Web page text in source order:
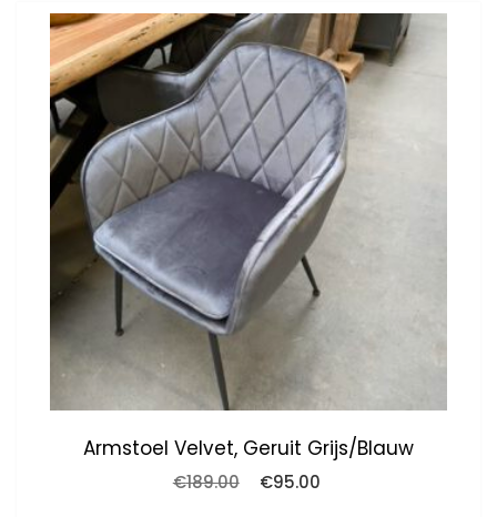
Armstoel Velvet, Geruit Grijs/blauw
€189.00
Oorspronkelijke
€95.00